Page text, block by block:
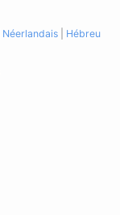
Néerlandais Hébreu